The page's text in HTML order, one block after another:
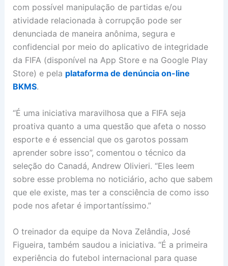
com possível manipulação de partidas e/ou
atividade relacionada à corrupção pode ser
denunciada de maneira anônima, segura e
confidencial por meio do aplicativo de integridade
da FIFA (disponível na App Store e na Google Play
Store) e pela plataforma de denúncia on-line
BKMS.
“É uma iniciativa maravilhosa que a FIFA seja
proativa quanto a uma questão que afeta o nosso
esporte e é essencial que os garotos possam
aprender sobre isso”, comentou o técnico da
seleção do Canadá, Andrew Olivieri. “Eles leem
sobre esse problema no noticiário, acho que sabem
que ele existe, mas ter a consciência de como isso
pode nos afetar é importantíssimo.”
O treinador da equipe da Nova Zelândia, José
Figueira, também saudou a iniciativa. “É a primeira
experiência do futebol internacional para quase